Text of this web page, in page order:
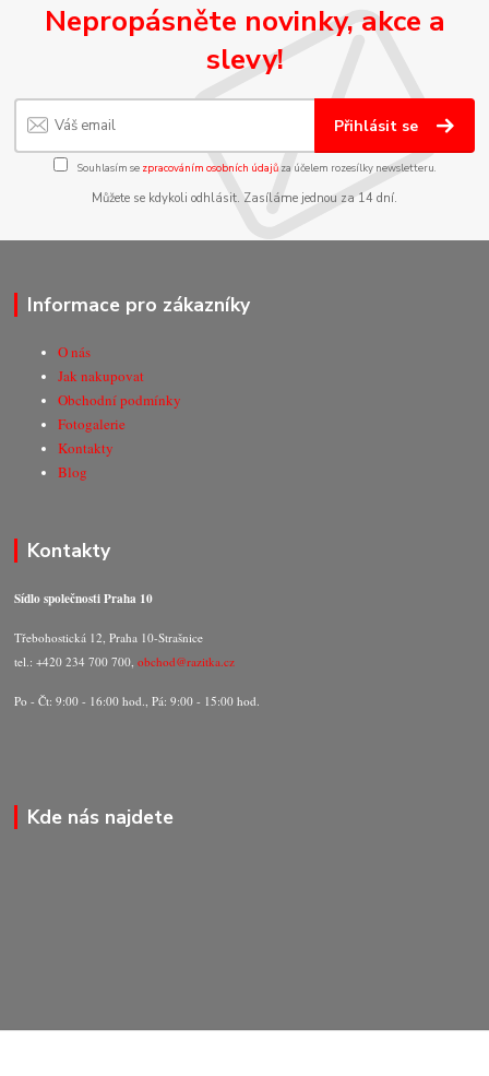
Nepropásněte novinky, akce a
slevy!
Přihlásit se
Souhlasím se zpracováním osobních údajůza účelem rozesílky newsletteru.
Můžete se kdykoli odhlásit. Zasíláme jednou za 14 dní.
Informace pro zákazníky
O nás
Jak nakupovat
Obchodní podmínky
Fotogalerie
Kontakty
Blog
Kontakty
Sídlo společnosti Praha 10
Třebohostická 12, Praha 10-Strašnice
tel.: +420 234 700 700,obchod@razitka.cz
Po - Čt: 9:00 - 16:00 hod., Pá: 9:00 - 15:00 hod.
Kde nás najdete